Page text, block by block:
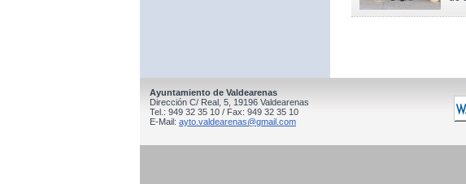
Ayuntamiento de Valdearenas
Dirección C/ Real, 5, 19196 Valdearenas
Tel.: 949 32 35 10 / Fax: 949 32 35 10
E-Mail: ayto.valdearenas@gmail.com